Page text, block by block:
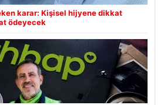
karar: Kişisel hijyene dikkat
ödeyecek